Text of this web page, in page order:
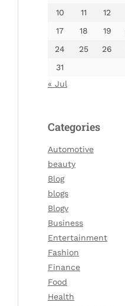
10
11 12
17
18 19
24
25 26
31
« Jul
Categories
Automotive
beauty
Blog
blogs
Blogv
Business
Entertainment
Fashion
Finance
Food
Health